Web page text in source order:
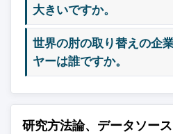
9.4.5 韓国
9.4.6 アジア太平洋地域
9.5 ラテンアメリカ
9.5.1 ブラジル
9.5.3 アルゼンチン
9.5.4の ラテンアメリ
大きいですか。
世界の肘の取り替えの企
ヤーは誰ですか。
研究方法論、データソー